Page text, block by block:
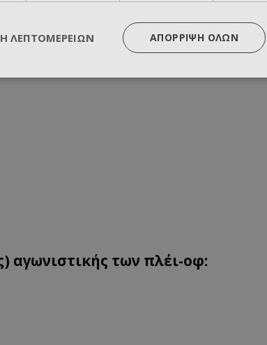
αγωνιστικής των πλέι-οφ:
ΑΠΌΡΡΙΨΗ ΌΛΩΝ
ΛΕΠΤΟΜΕΡΕΙΏΝ